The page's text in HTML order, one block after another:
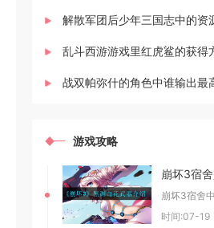
解散军团后少年三国志中的资
乱斗西游游戏里红虎鲨的获得
战双帕弥什的角色中谁输出最
游戏攻略
时间:07-19